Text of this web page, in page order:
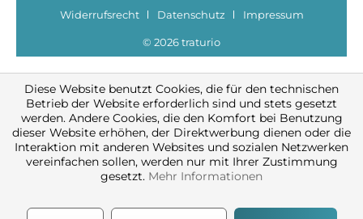
Widerrufsrecht
Datenschutz Impressum
© 2026 traturio
Diese Website benutzt Cookies, die für den technischen
Betrieb der Website erforderlich sind und stets gesetzt
werden. Andere Cookies, die den Komfort bei Benutzung
dieser Website erhöhen, der Direktwerbung dienen oder die
Interaktion mit anderen Websites und sozialen Netzwerken
vereinfachen sollen, werden nur mit Ihrer Zustimmung
gesetzt. Mehr Informationen